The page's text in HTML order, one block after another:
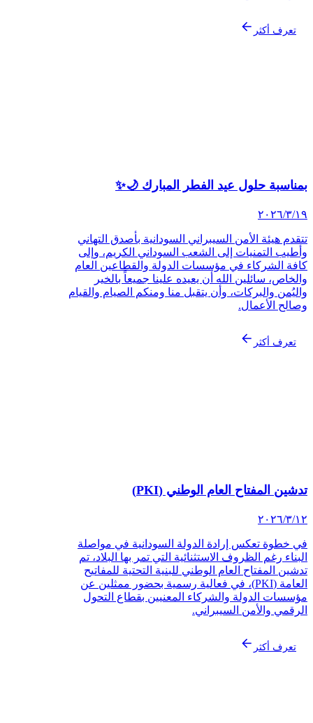
تعرف أكثر
بمناسبة حلول عيد الفطر المبارك 🌙✨
١٩‏/٣‏/٢٠٢٦
تتقدم هيئة الأمن السيبراني السودانية بأصدق التهاني
وأطيب التمنيات إلى الشعب السوداني الكريم، وإلى
كافة الشركاء في مؤسسات الدولة والقطاعين العام
والخاص، سائلين الله أن يعيده علينا جميعاً بالخير
واليُمن والبركات، وأن يتقبل منا ومنكم الصيام والقيام
وصالح الأعمال.
تعرف أكثر
تدشين المفتاح العام الوطني (PKI)
١٢‏/٣‏/٢٠٢٦
في خطوة تعكس إرادة الدولة السودانية في مواصلة
البناء رغم الظروف الاستثنائية التي تمر بها البلاد، تم
تدشين المفتاح العام الوطني للبنية التحتية للمفاتيح
العامة (PKI)، في فعالية رسمية بحضور ممثلين عن
مؤسسات الدولة والشركاء المعنيين بقطاع التحول
الرقمي والأمن السيبراني.
تعرف أكثر